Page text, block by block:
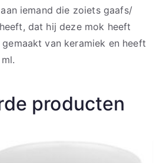
iemand die zoiets gaafs/
dat hij deze mok heeft
van keramiek en heeft
producten